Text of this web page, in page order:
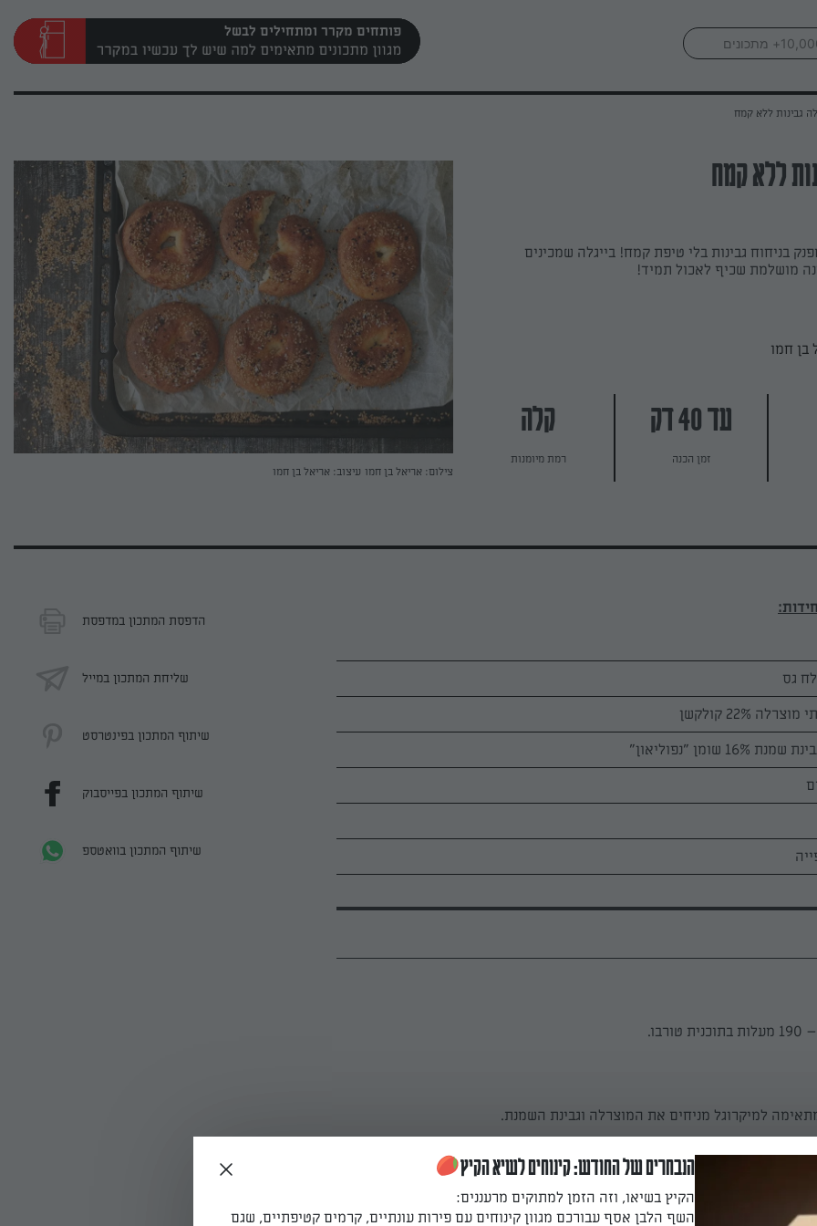
פותחים מקרר ומתחילים לבשל
גבינות ללא קמח
ללא קמח
בניחוח גבינות בלי טיפת קמח! בייגלה שמכינים
מושלמת שכיף לאכול תמיד!
חמו
עד 40 דק
זמן הכנה
קלה
רמת מיומנות
צילום: אריאל בן חמו עיצוב: אריאל בן חמו
גס
למיקרוגל מניחים את המוצרלה וגבינת השמנת.
מוציאים ומערבבים.
הדפסת המתכון במדפסת
שליחת המתכון במייל
שיתוף המתכון בפינטרסט
שיתוף המתכון בפייסבוק
שיתוף המתכון בוואטספ
הנבחרים של החודש: קינוחים לשיא הקיץ
הקיץ בשיאו, וזה הזמן למתוקים מרעננים:
השף הלבן אסף עבורכם מגוון קינוחים עם פירות עונתיים, קרמים קטיפתיים, שגם